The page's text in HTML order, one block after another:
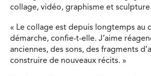
collage, vidéo, graphisme et sculpture.
« Le collage est depuis longtemps au
démarche, confie-t-elle. J’aime
anciennes, des sons, des fragments
construire de nouveaux récits. »